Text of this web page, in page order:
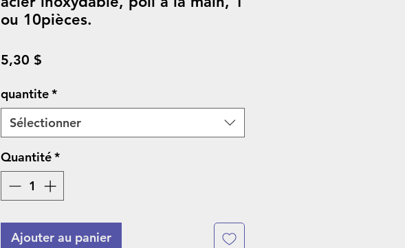
ou 10pièces.
5,30 $
quantite*
Sélectionner
Quantité*
Ajouter au panier